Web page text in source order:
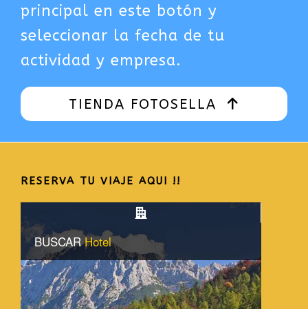
principal en este botón y
seleccionar la fecha de tu
actividad y empresa.
TIENDA FOTOSELLA
RESERVA TU VIAJE AQUI !!